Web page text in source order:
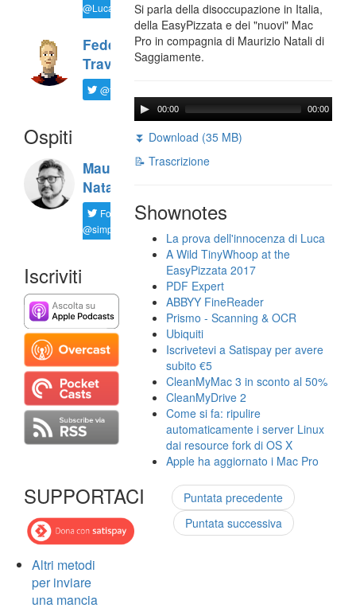
@LucaTNT
Federico
Travaini
@ftrava
Ospiti
Maurizio
Natali
Follow
@simplemal
Iscriviti
SUPPORTACI
Altri metodi
per inviare
una mancia
Si parla della disoccupazione in Italia,
della EasyPizzata e dei "nuovi" Mac
Pro in compagnia di Maurizio Natali di
Saggiamente.
00:00 00:00
⏬ Download (35 MB)
📝 Trascrizione
Shownotes
La prova dell'innocenza di Luca
A Wild TinyWhoop at the
EasyPizzata 2017
PDF Expert
ABBYY FineReader
Prismo - Scanning & OCR
Ubiquiti
Iscrivetevi a Satispay per avere
subito €5
CleanMyMac 3 in sconto al 50%
CleanMyDrive 2
Come si fa: ripulire
automaticamente i server Linux
dai resource fork di OS X
Apple ha aggiornato i Mac Pro
Puntata precedente
Puntata successiva